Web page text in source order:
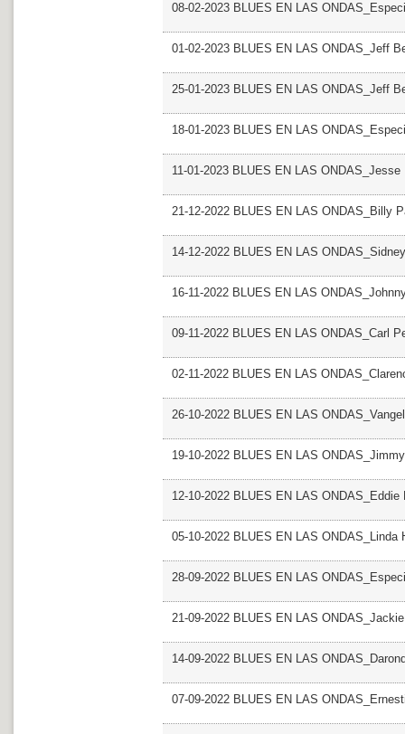
08-02-2023 BLUES EN LAS
01-02-2023 BLUES EN LAS ONDAS_Jeff
25-01-2023 BLUES EN LAS ONDAS_Jeff
18-01-2023 BLUES EN LAS
11-01-2023 BLUES EN LAS ONDAS_Jesse
21-12-2022 BLUES EN LAS ONDAS_Billy
14-12-2022 BLUES EN LAS
16-11-2022 BLUES EN LAS
09-11-2022 BLUES EN LAS ONDAS_Carl
02-11-2022 BLUES EN LAS
26-10-2022 BLUES EN LAS
19-10-2022 BLUES EN LAS
12-10-2022 BLUES EN LAS ONDAS_Eddie
05-10-2022 BLUES EN LAS ONDAS_Linda
28-09-2022 BLUES EN LAS
21-09-2022 BLUES EN LAS
14-09-2022 BLUES EN LAS
07-09-2022 BLUES EN LAS